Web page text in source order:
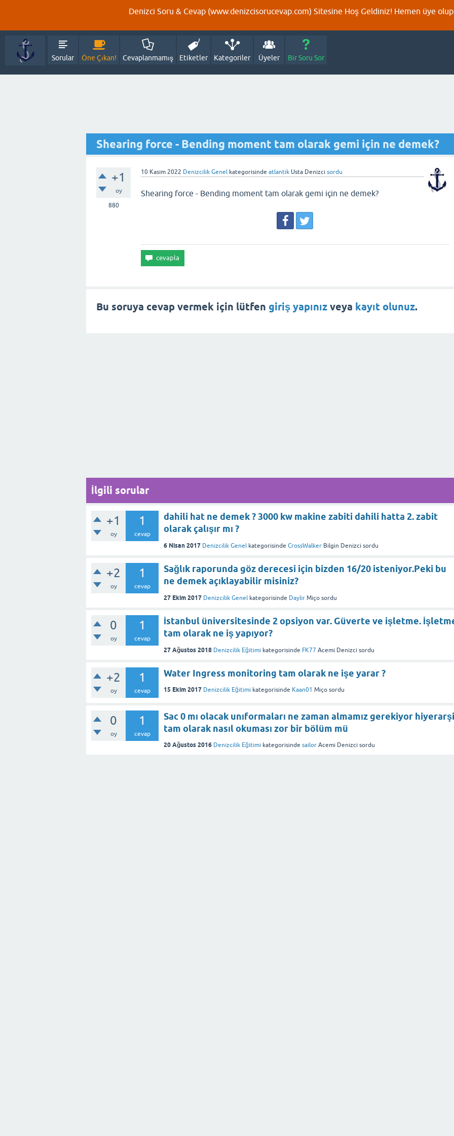
Denizci Soru & Cevap (www.denizcisorucevap.com) Sitesine Hoş Geldiniz! Hemen üye
Sorular Öne Çıkan! Cevaplanmamış Etiketler Kategoriler Üyeler Bir Soru Sor
Shearing force - Bending moment tam olarak gemi için ne demek?
+1
oy
880
10 Kasım 2022 Denizcilik Genel kategorisinde atlantik Usta Denizci sordu
Shearing force - Bending moment tam olarak gemi için ne demek?
Bu soruya cevap vermek için lütfen giriş yapınız veya kayıt olunuz.
İlgili sorular
+1
oy
1
cevap
dahili hat ne demek ? 3000 kw makine zabiti dahili hatta 2. zabit
olarak çalışır mı ?
6 Nisan 2017 Denizcilik Genel kategorisinde CrossWalker Bilgin Denizci sordu
+2
oy
1
cevap
Sağlık raporunda göz derecesi için bizden 16/20 isteniyor.Peki bu
ne demek açıklayabilir misiniz?
27 Ekim 2017 Denizcilik Genel kategorisinde Daylır Miço sordu
0
oy
1
cevap
İstanbul üniversitesinde 2 opsiyon var. Güverte ve işletme.
tam olarak ne iş yapıyor?
27 Ağustos 2018 Denizcilik Eğitimi kategorisinde FK77 Acemi Denizci sordu
+2
oy
1
cevap
Water Ingress monitoring tam olarak ne işe yarar ?
15 Ekim 2017 Denizcilik Eğitimi kategorisinde Kaan01 Miço sordu
0
oy
1
cevap
Sac 0 mı olacak unıformaları ne zaman almamız gerekiyor hiyerarşi
tam olarak nasıl okuması zor bir bölüm mü
20 Ağustos 2016 Denizcilik Eğitimi kategorisinde sailor Acemi Denizci sordu